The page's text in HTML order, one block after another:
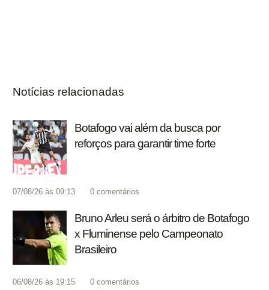
Notícias relacionadas
Botafogo vai além da busca por
reforços para garantir time forte
07/08/26 às 09:13 0 comentários
Bruno Arleu será o árbitro de Botafogo
x Fluminense pelo Campeonato
Brasileiro
06/08/26 às 19:15 0 comentários